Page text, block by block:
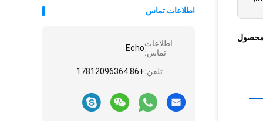
اطلاعات تماس
اطلاعات
تماس:Echo
تلفن:+86 17812096364